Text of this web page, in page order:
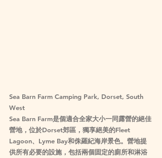
Sea Barn Farm Camping Park, Dorset, South
West
Sea Barn Farm是個適合全家大小一同露營的絕佳
營地，位於Dorset郊區，獨享絕美的Fleet
Lagoon、Lyme Bay和侏羅紀海岸景色。營地提
供所有必要的設施，包括兩個固定的廁所和淋浴